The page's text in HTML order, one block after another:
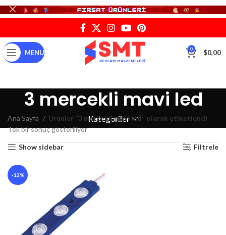
MENU 0 $0,00
3 mercekli mavi led
Kategoriler
Ana Sayfa
Ürünler “3 mercekli mavi led” olarak etiketlendi
Tek bir sonuç gösteriliyor
Show sidebar Filtrele
-12%